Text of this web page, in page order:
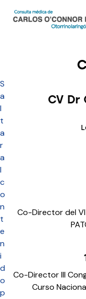
S
a
l
t
a
r
a
l
c
o
n
t
e
n
i
d
o
p
CV Dr
Co-Director del VI
Co-Director III
Curso